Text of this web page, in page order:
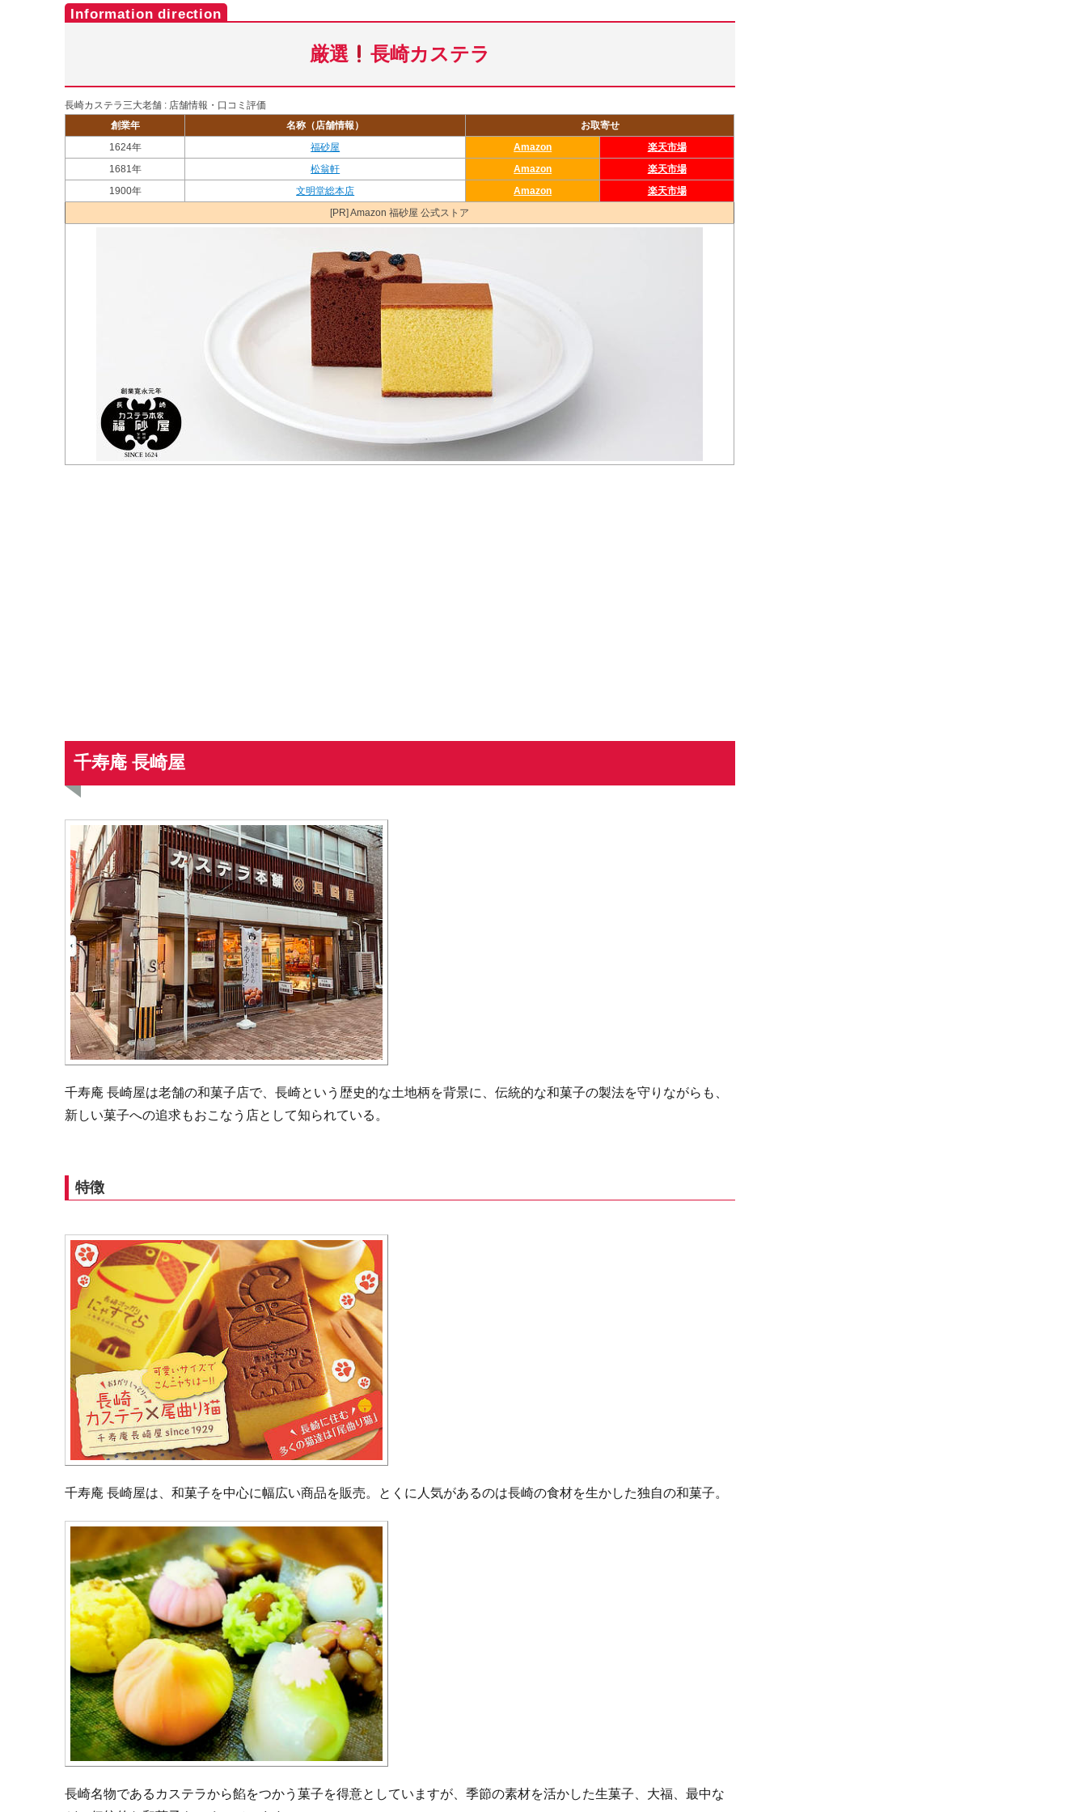
厳選 長崎カステラ
長崎カステラ三大老舗 : 店舗情報・口コミ評価
創業年
名称（店舗情報）
お取寄せ
1624年
福砂屋 Amazon
楽天市場
1681年
松翁軒 Amazon
楽天市場
1900年
文明堂総本店 Amazon
楽天市場
[PR] Amazon 福砂屋 公式ストア
千寿庵 長崎屋
千寿庵 長崎屋は老舗の和菓子店で、長崎という歴史的な土地柄を背景に、伝統的な和菓子の製法を守りながらも、
新しい菓子への追求もおこなう店として知られている。
特徴
千寿庵 長崎屋は、和菓子を中心に幅広い商品を販売。とくに人気があるのは長崎の食材を生かした独自の和菓子。
長崎名物であるカステラから餡をつかう菓子を得意としていますが、季節の素材を活かした生菓子、大福、最中な